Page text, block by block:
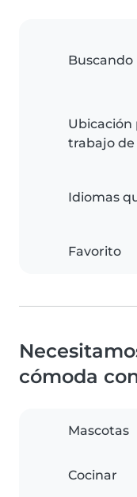
Buscando
Ubicación
trabajo de
Idiomas
Favorito
cómoda
Mascotas
Cocinar